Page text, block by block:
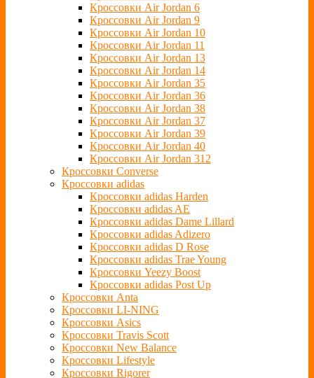
Кроссовки Air Jordan 6
Кроссовки Air Jordan 9
Кроссовки Air Jordan 10
Кроссовки Air Jordan 11
Кроссовки Air Jordan 13
Кроссовки Air Jordan 14
Кроссовки Air Jordan 35
Кроссовки Air Jordan 36
Кроссовки Air Jordan 38
Кроссовки Air Jordan 37
Кроссовки Air Jordan 39
Кроссовки Air Jordan 40
Кроссовки Air Jordan 312
Кроссовки Converse
Кроссовки adidas
Кроссовки adidas Harden
Кроссовки adidas AE
Кроссовки adidas Dame Lillard
Кроссовки adidas Adizero
Кроссовки adidas D Rose
Кроссовки adidas Trae Young
Кроссовки Yeezy Boost
Кроссовки adidas Post Up
Кроссовки Anta
Кроссовки LI-NING
Кроссовки Asics
Кроссовки Travis Scott
Кроссовки New Balance
Кроссовки Lifestyle
Кроссовки Rigorer